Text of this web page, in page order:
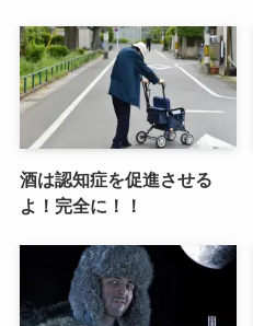
酒は認知症を促進させる
よ！完全に！！